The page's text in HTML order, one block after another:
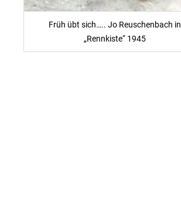
Früh übt sich….. Jo Reuschenbach in
„Rennkiste“ 1945